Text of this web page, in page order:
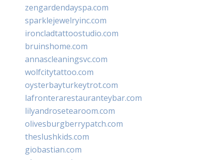
zengardendayspa.com
sparklejewelryinc.com
ironcladtattoostudio.com
bruinshome.com
annascleaningsvc.com
wolfcitytattoo.com
oysterbayturkeytrot.com
lafronterarestauranteybar.com
lilyandrosetearoom.com
olivesburgberrypatch.com
theslushkids.com
giobastian.com